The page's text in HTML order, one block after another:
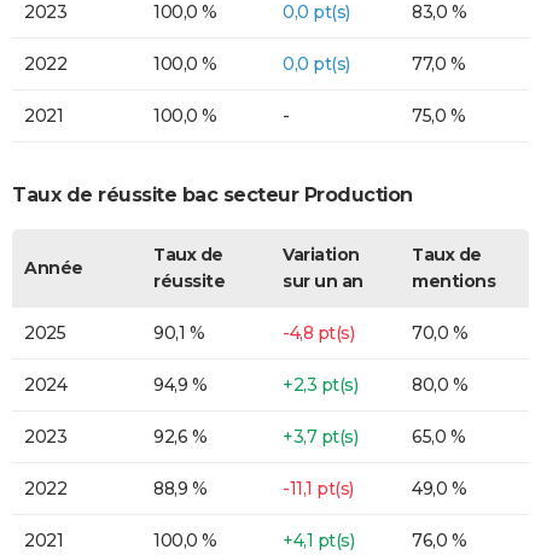
2023 100,0 % 0,0 pt(s) 83,0 %
2022 100,0 % 0,0 pt(s) 77,0 %
2021 100,0 % - 75,0 %
Taux de réussite bac secteur Production
Année
Taux de
réussite
Variation
sur un an
Taux de
mentions
2025 90,1 % -4,8 pt(s) 70,0 %
2024 94,9 % +2,3 pt(s) 80,0 %
2023 92,6 % +3,7 pt(s) 65,0 %
2022 88,9 % -11,1 pt(s) 49,0 %
2021 100,0 % +4,1 pt(s) 76,0 %